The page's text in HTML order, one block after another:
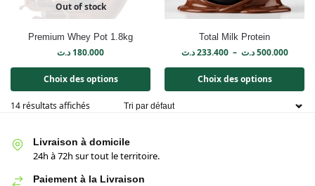
Out of stock
Premium Whey Pot 1.8kg
180.000 د.ت
Choix des options
Total Milk Protein
233.400 د.ت – 500.000 د.ت
Choix des options
14 résultats affichés
Livraison à domicile
24h à 72h sur tout le territoire.
Paiement à la Livraison